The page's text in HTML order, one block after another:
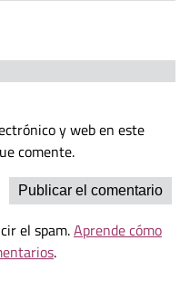
y web en este
comente.
el spam.Aprende cómo
.